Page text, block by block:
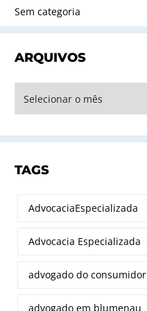
Sem categoria
ARQUIVOS
TAGS
AdvocaciaEspecializada
Advocacia Especializada
advogado do consumidor
advogado em blumenau